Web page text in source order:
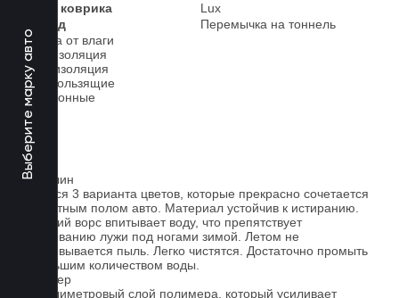
Выберите марку авто
Класс коврика
Lux
2-й ряд
Перемычка на тоннель
Защита от влаги
Шумоизоляция
Теплоизоляция
Антискользящие
Всесезонные
Ковролин
Имеется 3 варианта цветов, которые прекрасно сочетается
со штатным полом авто. Материал устойчив к истиранию.
Короткий ворс впитывает воду, что препятствует
образованию лужи под ногами зимой. Летом не
образовывается пыль. Легко чистятся. Достаточно промыть
небольшим количеством воды.
Полимер
1-миллиметровый слой полимера, который усиливает